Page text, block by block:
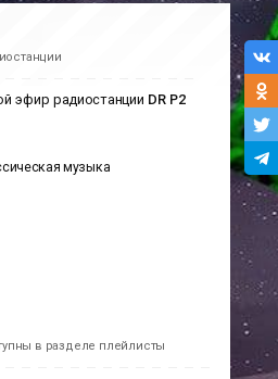
эфир радиостанции DR P2
музыка
в разделе плейлисты